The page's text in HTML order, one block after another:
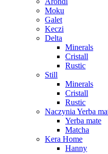
Moku
Galet
Keczi
Delta
Minerals
Cristall
Rustic
Still
Minerals
Cristall
Rustic
Naczynia Yerba
Yerba mate
Matcha
Kera Home
Hanny